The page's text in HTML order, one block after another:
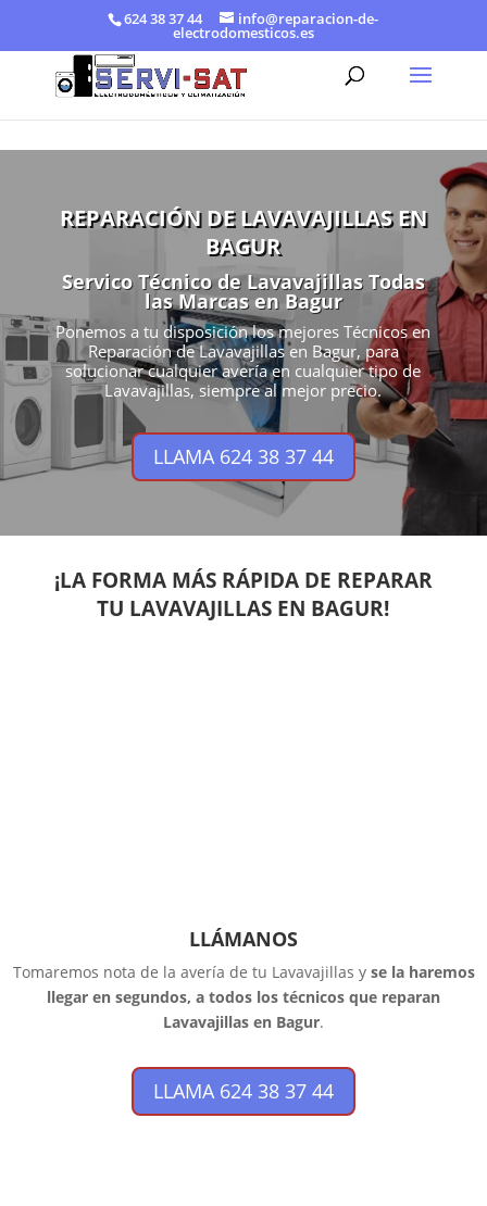
624 38 37 44 info@reparacion-de-
electrodomesticos.es
REPARACIÓN DE LAVAVAJILLAS EN
BAGUR
Servico Técnico de Lavavajillas Todas
las Marcas en Bagur
Ponemos a tu disposición los mejores Técnicos en
Reparación de Lavavajillas en Bagur, para
solucionar cualquier avería en cualquier tipo de
Lavavajillas, siempre al mejor precio.
LLAMA 624 38 37 44
¡LA FORMA MÁS RÁPIDA DE REPARAR
TU LAVAVAJILLAS EN BAGUR!
LLÁMANOS
Tomaremos nota de la avería de tu Lavavajillas y se la haremos
llegar en segundos, a todos los técnicos que reparan
Lavavajillas en Bagur.
LLAMA 624 38 37 44